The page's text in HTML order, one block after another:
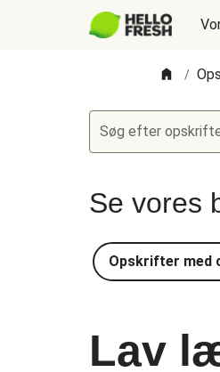
/
Søg efter
Se vores
Opskrifter med
Lav